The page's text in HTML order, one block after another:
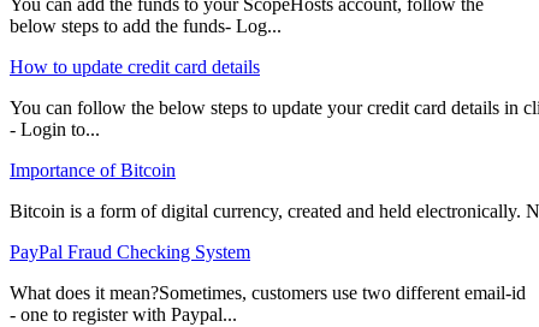
You can add the funds to your ScopeHosts account, follow the
below steps to add the funds- Log...
How to update credit card details
You can follow the below steps to update your credit card details in
- Login to...
Importance of Bitcoin
Bitcoin is a form of digital currency, created and held electronically.
PayPal Fraud Checking System
What does it mean?Sometimes, customers use two different email-id
- one to register with Paypal...